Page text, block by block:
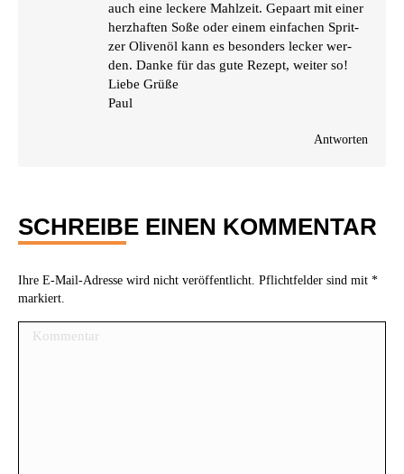
auch eine lecke­re Mahl­zeit. Gepaart mit einer
herz­haf­ten Soße oder einem ein­fa­chen Sprit­
zer Oli­ven­öl kann es beson­ders lecker wer­
den. Dan­ke für das gute Rezept, wei­ter so!
Lie­be Grüße
Paul
Antworten
SCHREIBE EINEN KOMMENTAR
Ihre E-Mail-Adresse wird nicht veröffentlicht. Pflichtfelder sind mit *
markiert.
Kommentar